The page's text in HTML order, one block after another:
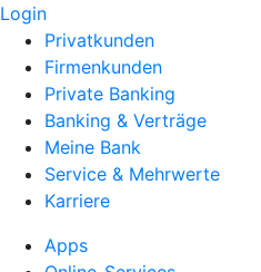
Login
Privatkunden
Firmenkunden
Private Banking
Banking & Verträge
Meine Bank
Service & Mehrwerte
Karriere
Apps